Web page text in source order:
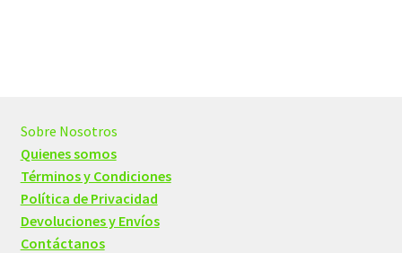
Sobre Nosotros
Quienes somos
Términos y Condiciones
Política de Privacidad
Devoluciones y Envíos
Contáctanos